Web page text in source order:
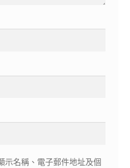
示名稱、電子郵件地址及個